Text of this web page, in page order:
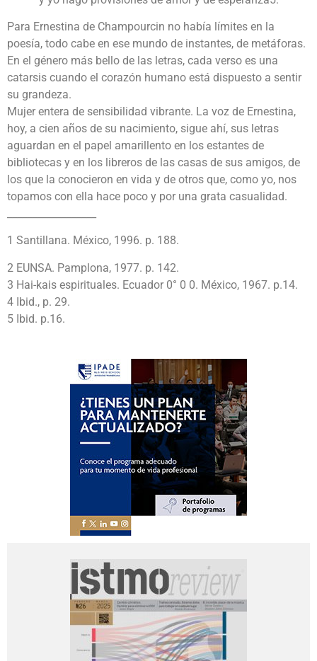
Para Ernestina de Champourcin no había límites en la
poesía, todo cabe en ese mundo de instantes, de metáforas.
En el género más bello de las letras, cada verso es una
catarsis cuando el corazón humano está dispuesto a sentir
su grandeza.
Mujer entera de sensibilidad vibrante. La voz de Ernestina,
hoy, a cien años de su nacimiento, sigue ahí, sus letras
aguardan en el papel amarillento en los estantes de
bibliotecas y en los libreros de las casas de sus amigos, de
los que la conocieron en vida y de otros que, como yo, nos
topamos con ella hace poco y por una grata casualidad.
1 Santillana. México, 1996. p. 188.
2 EUNSA. Pamplona, 1977. p. 142.
3 Hai-kais espirituales. Ecuador 0° 0 0. México, 1967. p.14.
4 Ibid., p. 29.
5 Ibid. p.16.